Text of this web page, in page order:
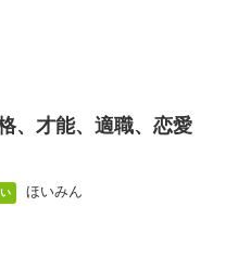
、才能、適職、恋愛
ほいみん